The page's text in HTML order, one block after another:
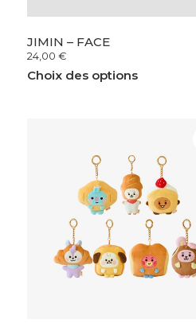
JIMIN – FACE
24,00€
Choix des options